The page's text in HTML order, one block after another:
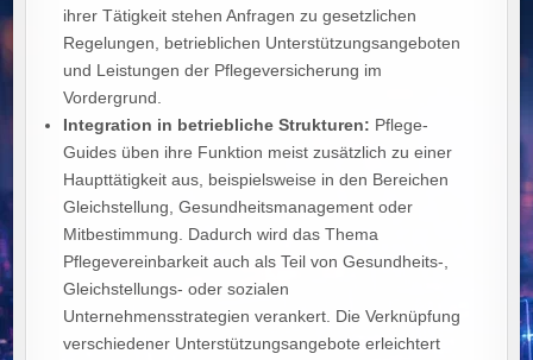
ihrer Tätigkeit stehen Anfragen zu gesetzlichen
Regelungen, betrieblichen Unterstützungsangeboten
und Leistungen der Pflegeversicherung im
Vordergrund.
Integration in betriebliche Strukturen: Pflege-
Guides üben ihre Funktion meist zusätzlich zu einer
Haupttätigkeit aus, beispielsweise in den Bereichen
Gleichstellung, Gesundheitsmanagement oder
Mitbestimmung. Dadurch wird das Thema
Pflegevereinbarkeit auch als Teil von Gesundheits-,
Gleichstellungs- oder sozialen
Unternehmensstrategien verankert. Die Verknüpfung
verschiedener Unterstützungsangebote erleichtert